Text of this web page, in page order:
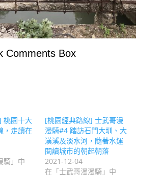
Comments Box
桃園十大
，走讀在
騎」中
[桃園經典路線] 士武哥漫
漫騎#4 踏訪石門大圳、大
漢溪及淡水河，隨著水運
閱讀城市的朝起朝落
2021-12-04
在「士武哥漫漫騎」中